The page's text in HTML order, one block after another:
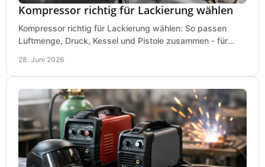
Kompressor richtig für Lackierung wählen
Kompressor richtig für Lackierung wählen: So passen
Luftmenge, Druck, Kessel und Pistole zusammen - für
28. Juni 2026